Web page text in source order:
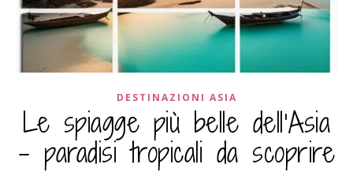
DESTINAZIONI ASIA
Le spiagge più belle dell’Asia
– paradisi tropicali da scoprire